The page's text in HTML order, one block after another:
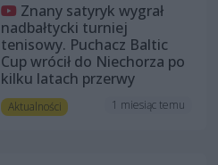
Znany satyryk wygrał
nadbałtycki turniej
tenisowy. Puchacz Baltic
Cup wrócił do Niechorza po
kilku latach przerwy
Aktualności 1 miesiąc temu